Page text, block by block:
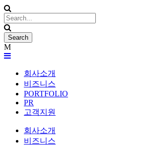
회사소개
비즈니스
PORTFOLIO
PR
고객지원
회사소개
비즈니스